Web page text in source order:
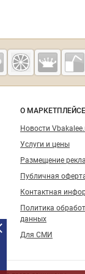
О МАРКЕТПЛЕЙСЕ
Новости
Услуги и цены
Размещение
Публичная
Контактная
Политика
данных
Для СМИ